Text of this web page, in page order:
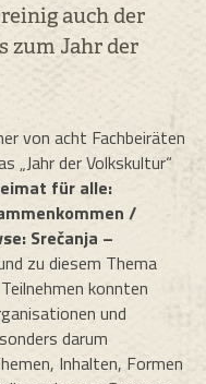
auch der
zum Jahr der
von acht Fachbeiräten
„Jahr der Volkskultur“
für alle:
/
Srečanja –
zu diesem Thema
konnten
und
darum
Inhalten, Formen